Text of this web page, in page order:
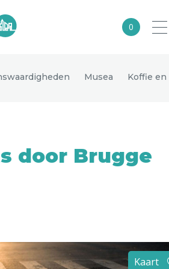
0
Musea Koffie
door Brugge
Kaart